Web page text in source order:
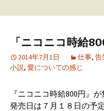
「ニコニコ時給
2014年7月1日 仕事, 告
小説, 愛についての感じ
『ニコニコ時給800円』が
発売日は７月１８日の予定